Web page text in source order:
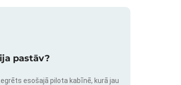
pastāv?
esošajā pilota kabīnē, kurā jau